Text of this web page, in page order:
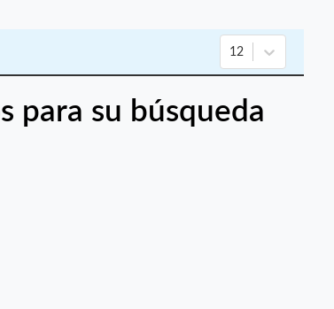
12
para su búsqueda